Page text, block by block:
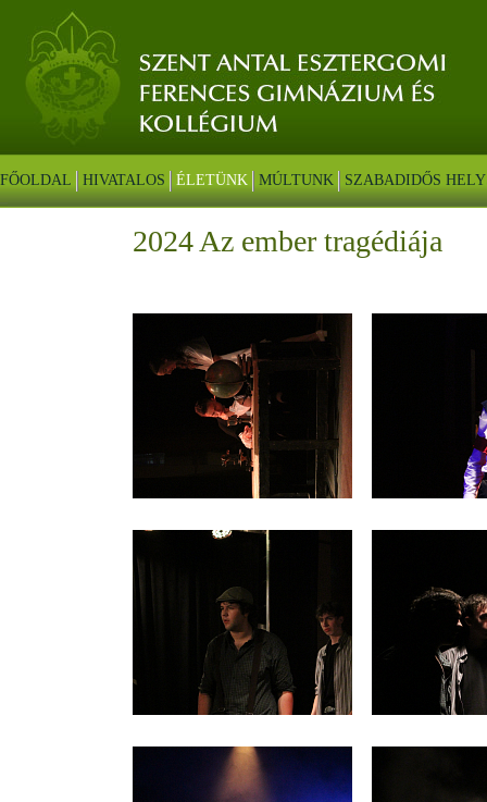
FŐOLDAL HIVATALOS ÉLETÜNK MÚLTUNK SZABADIDŐS
2024 Az ember tragédiája